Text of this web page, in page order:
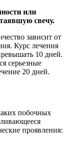
или
свечу.
зависит от
Курс лечения
10 дней.
серьезные
20 дней.
побочных
проявления: